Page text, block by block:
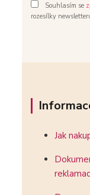
Souhlasím se
rozesílky
Jak